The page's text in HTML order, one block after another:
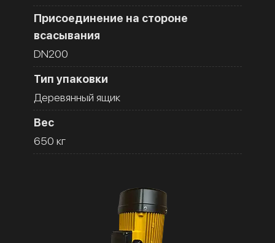
Присоединение на стороне
всасывания
DN200
Тип упаковки
Деревянный ящик
Вес
650 кг